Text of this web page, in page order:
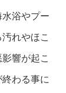
浴やプー
れやほこ
響が起こ
わる事に